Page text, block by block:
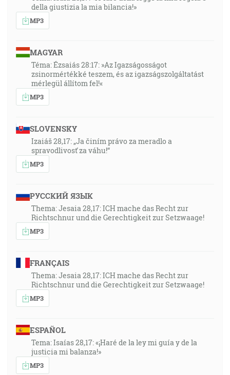
della giustizia la mia bilancia!»
MP3
MAGYAR
Téma: Ézsaiás 28:17: »Az Igazságosságot
zsinormértékké teszem, és az igazságszolgáltatást
mérlegül állítom fel!«
MP3
SLOVENSKY
Izaiáš 28,17: „Ja činím právo za meradlo a
spravodlivosť za váhu!“
MP3
РУССКИЙ ЯЗЫК
Thema: Jesaia 28,17: ICH mache das Recht zur
Richtschnur und die Gerechtigkeit zur Setzwaage!
MP3
FRANÇAIS
Thema: Jesaia 28,17: ICH mache das Recht zur
Richtschnur und die Gerechtigkeit zur Setzwaage!
MP3
ESPAÑOL
Tema: Isaías 28,17: «¡Haré de la ley mi guía y de la
justicia mi balanza!»
MP3